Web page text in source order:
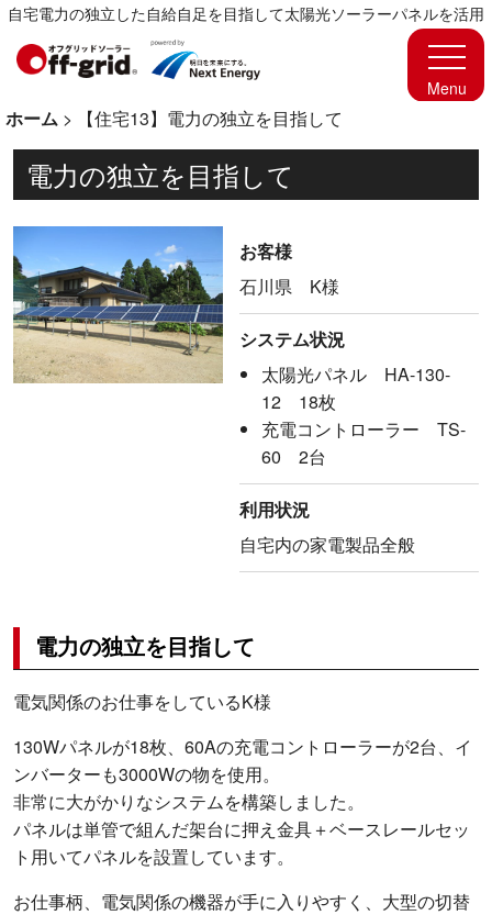
自宅電力の独立した自給自足を目指して太陽光ソーラーパネルを活用
ホーム > 【住宅13】電力の独立を目指して
電力の独立を目指して
お客様
石川県 K様
システム状況
太陽光パネル HA-130-
12 18枚
充電コントローラー TS-
60 2台
利用状況
自宅内の家電製品全般
電力の独立を目指して
電気関係のお仕事をしているK様
130Wパネルが18枚、60Aの充電コントローラーが2台、イ
ンバーターも3000Wの物を使用。
非常に大がかりなシステムを構築しました。
パネルは単管で組んだ架台に押え金具＋ベースレールセッ
ト用いてパネルを設置しています。
お仕事柄、電気関係の機器が手に入りやすく、大型の切替